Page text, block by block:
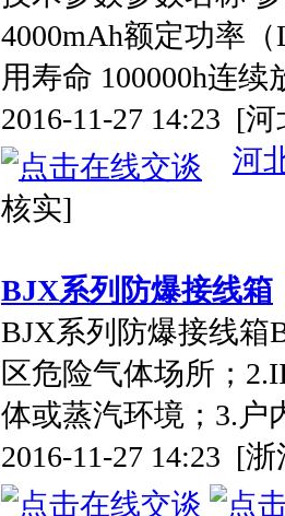
4000mAh额定功率
用寿命 100000h连续
2016-11-27 14:23 [河
河
核实]
BJX系列防爆接线箱
BJX系列防爆接线箱
区危险气体场所；
体或蒸汽环境；3.户
2016-11-27 14:23 [浙